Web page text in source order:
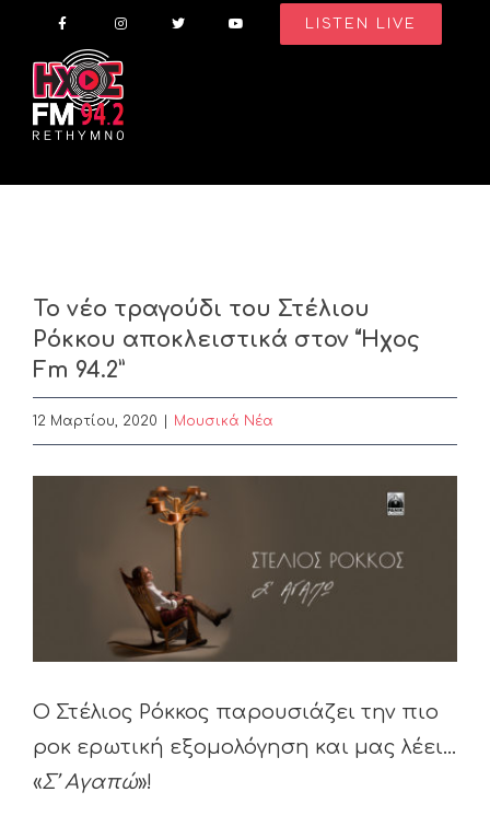
content
LISTEN LIVE
Το νέο τραγούδι του Στέλιου
Ρόκκου αποκλειστικά στον “Ήχος
Fm 94.2”
12 Μαρτίου, 2020 | Μουσικά Νέα
Ο Στέλιος Ρόκκος παρουσιάζει την πιο
ροκ ερωτική εξομολόγηση και μας λέει…
«Σ’ Αγαπώ»!